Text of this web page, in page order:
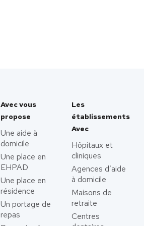
Avec vous
propose
Une aide à
domicile
Une place en
EHPAD
Une place en
résidence
Un portage de
repas
Les
établissements
Avec
Hôpitaux et
cliniques
Agences d’aide
à domicile
Maisons de
retraite
Centres